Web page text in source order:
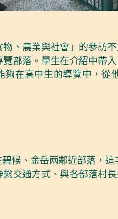
、農業與社會」的參訪
部落。學生在介紹中帶
夠在高中生的導覽中，從
候、金岳兩鄰近部落，
交通方式、與各部落村